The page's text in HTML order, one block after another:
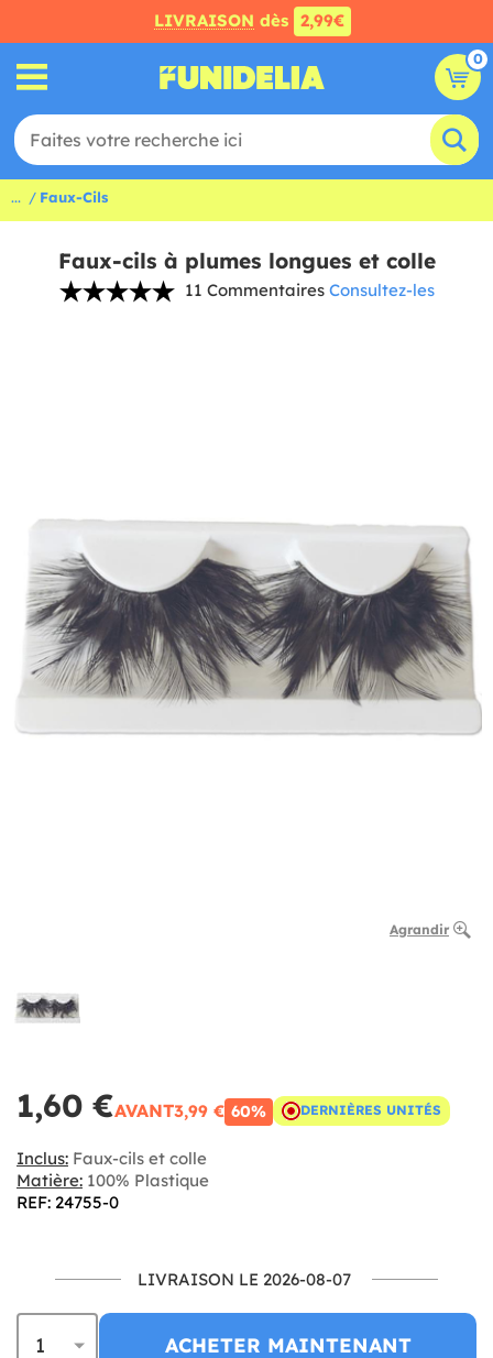
LIVRAISON dès 2,99€
0
... Faux-Cils
Faux-cils à plumes longues et colle
11 Commentaires Consultez-les
Agrandir
1,60 €AVANT3,99 € 60% DERNIÈRES UNITÉS
Inclus: Faux-cils et colle
Matière: 100% Plastique
REF: 24755-0
LIVRAISON LE 2026-08-07
ACHETER MAINTENANT